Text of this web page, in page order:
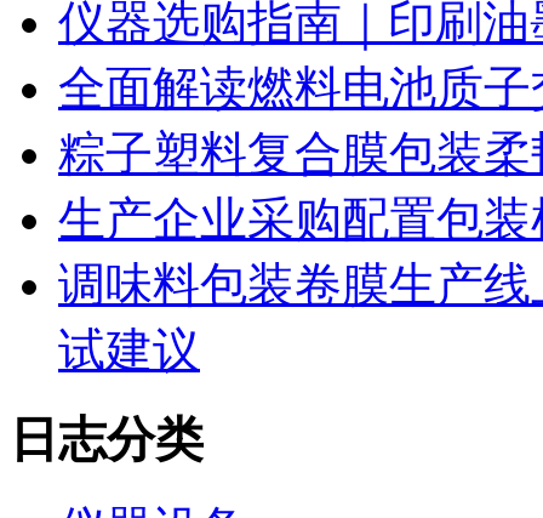
仪器选购指南｜印刷
全面解读燃料电池质
粽子塑料复合膜包装
生产企业采购配置包
调味料包装卷膜生产
试建议
日志分类